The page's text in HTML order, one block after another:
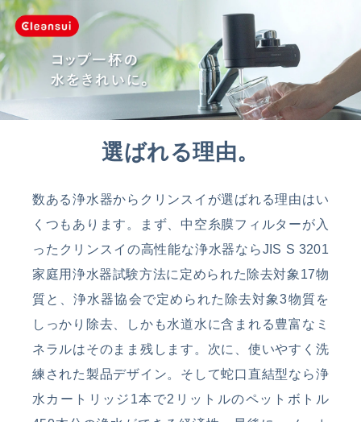
選ばれる理由。
数ある浄水器からクリンスイが選ばれる理由はい
くつもあります。まず、中空糸膜フィルターが入
ったクリンスイの高性能な浄水器ならJIS S 3201
家庭用浄水器試験方法に定められた除去対象17物
質と、浄水器協会で定められた除去対象3物質を
しっかり除去、しかも水道水に含まれる豊富なミ
ネラルはそのまま残します。次に、使いやすく洗
練された製品デザイン。そして蛇口直結型なら浄
水カートリッジ1本で2リットルのペットボトル